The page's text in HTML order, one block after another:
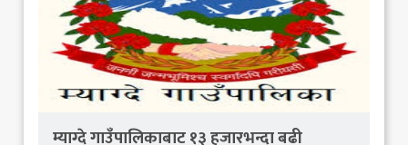
म्याग्दे गाउँपालिकाबाट १३ हजारभन्दा बढी